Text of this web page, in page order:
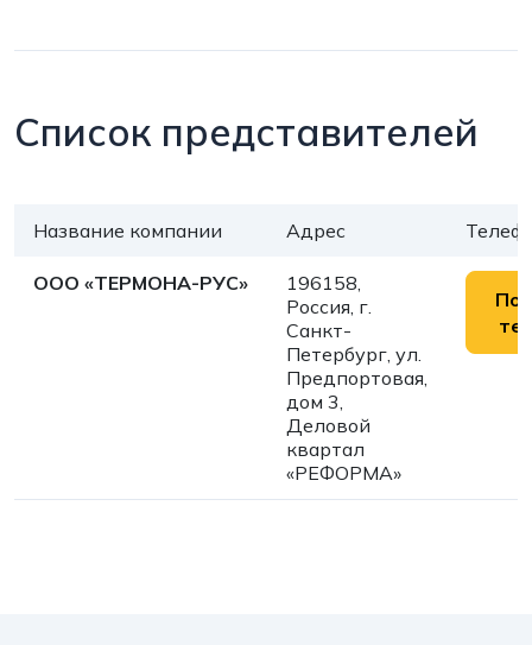
Список представителей
Название компании Адрес
ООО «ТЕРМОНА-РУС»
196158,
Россия, г.
Санкт-
Петербург, ул.
Предпортовая,
дом 3,
Деловой
квартал
«РЕФОРМА»